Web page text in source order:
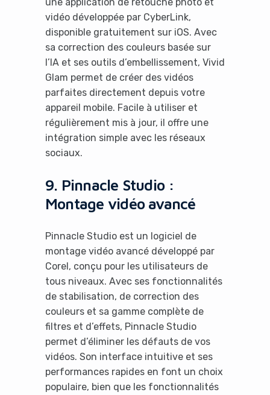
vidéo développée par CyberLink,
disponible gratuitement sur iOS. Avec
sa correction des couleurs basée sur
l’IA et ses outils d’embellissement, Vivid
Glam permet de créer des vidéos
parfaites directement depuis votre
appareil mobile. Facile à utiliser et
régulièrement mis à jour, il offre une
intégration simple avec les réseaux
sociaux.
9. Pinnacle Studio :
Montage vidéo avancé
Pinnacle Studio est un logiciel de
montage vidéo avancé développé par
Corel, conçu pour les utilisateurs de
tous niveaux. Avec ses fonctionnalités
de stabilisation, de correction des
couleurs et sa gamme complète de
filtres et d’effets, Pinnacle Studio
permet d’éliminer les défauts de vos
vidéos. Son interface intuitive et ses
performances rapides en font un choix
populaire, bien que les fonctionnalités
It looks like you're
using an ad-blocker!